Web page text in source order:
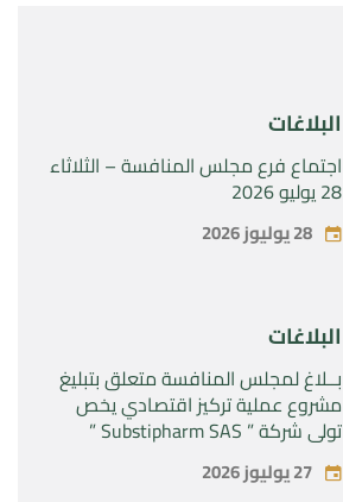
البلاغات
اجتماع فرع مجلس المنافسة – الثلاثاء
28 يوليو 2026
28 يوليوز 2026
البلاغات
بــلاغ لمجلس المنافسة متعلق بتبليغ
مشروع عملية تركيز اقتصادي يخص
تولي شركة ” Substipharm SAS ”
المراقبة الحصرية للأصول والحقوق
المتعلقة بالمنتجين الصيدلانيين”
27 يوليوز 2026